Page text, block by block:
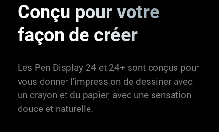
Conçu pour votre
façon de créer
Les Pen Display 24 et 24+ sont conçus pour
vous donner l'impression de dessiner avec
un crayon et du papier, avec une sensation
douce et naturelle.